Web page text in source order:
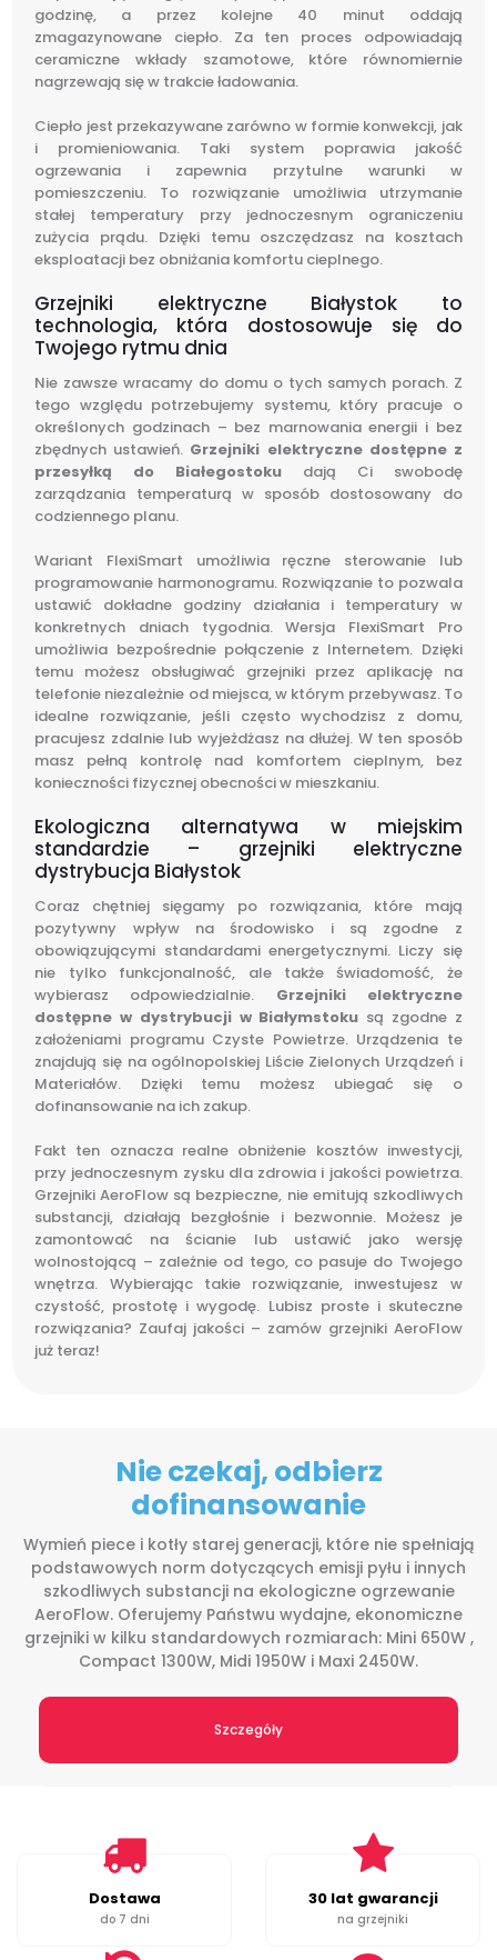
godzinę, a przez kolejne 40 minut oddają
zmagazynowane ciepło. Za ten proces odpowiadają
ceramiczne wkłady szamotowe, które równomiernie
nagrzewają się w trakcie ładowania.
Ciepło jest przekazywane zarówno w formie konwekcji, jak
i promieniowania. Taki system poprawia jakość
ogrzewania i zapewnia przytulne warunki w
pomieszczeniu. To rozwiązanie umożliwia utrzymanie
stałej temperatury przy jednoczesnym ograniczeniu
zużycia prądu. Dzięki temu oszczędzasz na kosztach
eksploatacji bez obniżania komfortu cieplnego.
Grzejniki elektryczne Białystok to
technologia, która dostosowuje się do
Twojego rytmu dnia
Nie zawsze wracamy do domu o tych samych porach. Z
tego względu potrzebujemy systemu, który pracuje o
określonych godzinach – bez marnowania energii i bez
zbędnych ustawień. Grzejniki elektryczne dostępne z
przesyłką do Białegostoku dają Ci swobodę
zarządzania temperaturą w sposób dostosowany do
codziennego planu.
Wariant FlexiSmart umożliwia ręczne sterowanie lub
programowanie harmonogramu. Rozwiązanie to pozwala
ustawić dokładne godziny działania i temperatury w
konkretnych dniach tygodnia. Wersja FlexiSmart Pro
umożliwia bezpośrednie połączenie z Internetem. Dzięki
temu możesz obsługiwać grzejniki przez aplikację na
telefonie niezależnie od miejsca, w którym przebywasz. To
idealne rozwiązanie, jeśli często wychodzisz z domu,
pracujesz zdalnie lub wyjeżdżasz na dłużej. W ten sposób
masz pełną kontrolę nad komfortem cieplnym, bez
konieczności fizycznej obecności w mieszkaniu.
Ekologiczna alternatywa w miejskim
standardzie – grzejniki elektryczne
dystrybucja Białystok
Coraz chętniej sięgamy po rozwiązania, które mają
pozytywny wpływ na środowisko i są zgodne z
obowiązującymi standardami energetycznymi. Liczy się
nie tylko funkcjonalność, ale także świadomość, że
wybierasz odpowiedzialnie. Grzejniki elektryczne
dostępne w dystrybucji w Białymstoku są zgodne z
założeniami programu Czyste Powietrze. Urządzenia te
znajdują się na ogólnopolskiej Liście Zielonych Urządzeń i
Materiałów. Dzięki temu możesz ubiegać się o
dofinansowanie na ich zakup.
Fakt ten oznacza realne obniżenie kosztów inwestycji,
przy jednoczesnym zysku dla zdrowia i jakości powietrza.
Grzejniki AeroFlow są bezpieczne, nie emitują szkodliwych
substancji, działają bezgłośnie i bezwonnie. Możesz je
zamontować na ścianie lub ustawić jako wersję
wolnostojącą – zależnie od tego, co pasuje do Twojego
wnętrza. Wybierając takie rozwiązanie, inwestujesz w
czystość, prostotę i wygodę. Lubisz proste i skuteczne
rozwiązania? Zaufaj jakości – zamów grzejniki AeroFlow
już teraz!
Nie czekaj, odbierz
dofinansowanie
Wymień piece i kotły starej generacji, które nie spełniają
podstawowych norm dotyczących emisji pyłu i innych
szkodliwych substancji na ekologiczne ogrzewanie
AeroFlow. Oferujemy Państwu wydajne, ekonomiczne
grzejniki w kilku standardowych rozmiarach: Mini 650W ,
Compact 1300W, Midi 1950W i Maxi 2450W.
Szczegóły
Dostawa
do 7 dni
30 lat gwarancji
na grzejniki